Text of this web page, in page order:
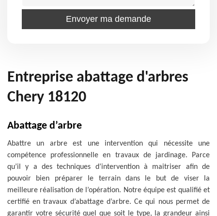
Entreprise abattage d'arbres
Chery 18120
Abattage d’arbre
Abattre un arbre est une intervention qui nécessite une
compétence professionnelle en travaux de jardinage. Parce
qu’il y a des techniques d’intervention à maitriser afin de
pouvoir bien préparer le terrain dans le but de viser la
meilleure réalisation de l’opération. Notre équipe est qualifié et
certifié en travaux d’abattage d’arbre. Ce qui nous permet de
garantir votre sécurité quel que soit le type, la grandeur ainsi